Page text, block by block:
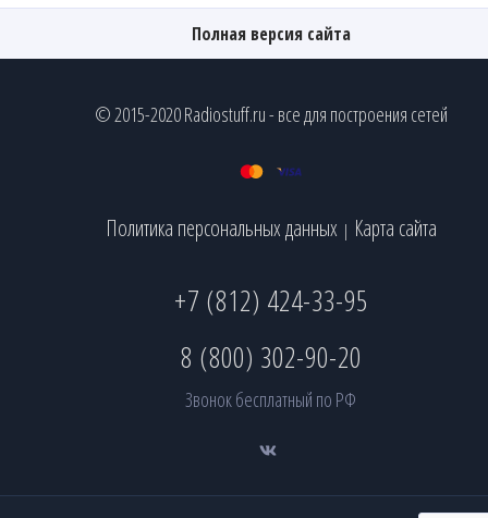
Полная версия сайта
© 2015-2020 Radiostuff.ru - все для построения сетей
Политика персональных данных | Карта сайта
+7 (812) 424-33-95
8 (800) 302-90-20
Звонок бесплатный по РФ